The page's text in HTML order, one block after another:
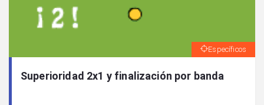
Específicos
Superioridad 2x1 y finalización por banda